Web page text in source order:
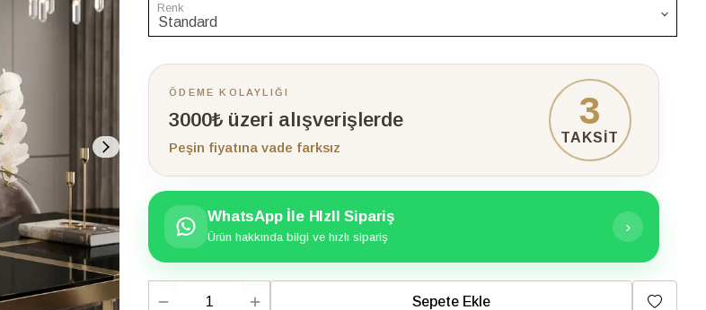
Renk
ÖDEME KOLAYLIĞI
3000₺ üzeri alışverişlerde
Peşin fiyatına vade farksız
3
TAKSİT
WhatsApp İle HIzlI Sipariş
Ürün hakkında bilgi ve hızlı sipariş
›
Sepete Ekle